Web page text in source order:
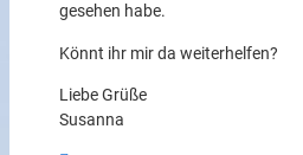
gesehen habe.
Könnt ihr mir da weiterhelfen?
Liebe Grüße
Susanna